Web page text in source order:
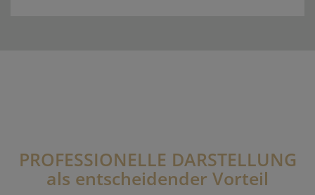
PROFESSIONELLE DARSTELLUNG
als entscheidender Vorteil